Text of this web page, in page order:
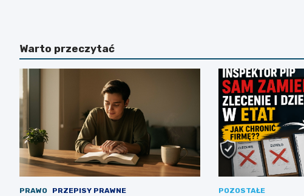
Warto przeczytać
PRAWO PRZEPISY PRAWNE POZOSTAŁE